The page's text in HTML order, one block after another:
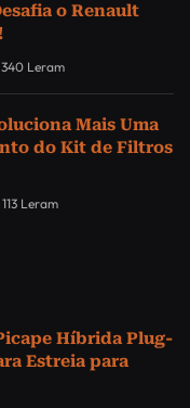
o Renault
340 Leram
Mais Uma
do Kit de Filtros
113 Leram
Híbrida Plug-
Estreia para